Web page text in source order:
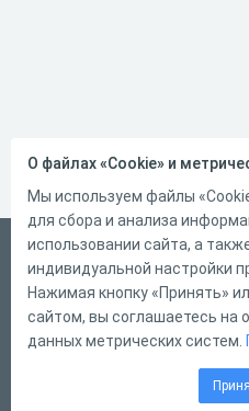
Русский
Справка
Форма обратной связи
О файлах «Cookie» и
Мы используем файлы
для сбора и анализа
использовании сайта, а
индивидуальной настройки
Нажимая кнопку «Принять»
сайтом, вы соглашаетесь на
данных метрических систем.